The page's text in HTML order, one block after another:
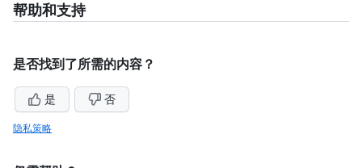
帮助和支持
是否找到了所需的内容？
是 否
隐私策略